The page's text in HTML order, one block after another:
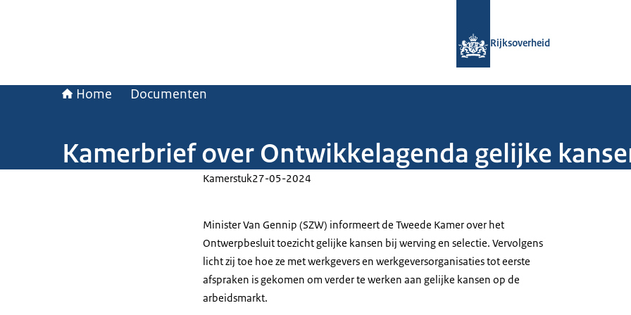
Rijksoverheid
Home Documenten
Kamerbrief over Ontwikkelagenda gelijke
Kamerstuk27-05-2024
Minister Van Gennip (SZW) informeert de Tweede Kamer over het
Ontwerpbesluit toezicht gelijke kansen bij werving en selectie. Vervolgens
licht zij toe hoe ze met werkgevers en werkgeversorganisaties tot eerste
afspraken is gekomen om verder te werken aan gelijke kansen op de
arbeidsmarkt.